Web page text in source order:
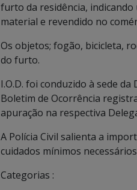
furto da residência,
material e revendido no
Os objetos; fogão, bicicleta,
do furto.
I.O.D. foi conduzido à sede
Boletim de Ocorrência
apuração na respectiva
A Polícia Civil salienta a
cuidados mínimos
Categorias :